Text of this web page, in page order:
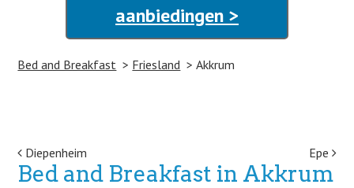
aanbiedingen >
Bed and Breakfast Friesland Akkrum
Post navigation
Diepenheim Epe
Bed and Breakfast in Akkrum